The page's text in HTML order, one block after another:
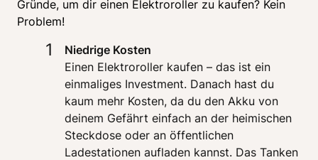
Gründe, um dir einen Elektroroller zu kaufen? Kein
Problem!
1
Einen Elektroroller kaufen – das ist ein
einmaliges Investment. Danach hast du
kaum mehr Kosten, da du den Akku von
deinem Gefährt einfach an der heimischen
Steckdose oder an öffentlichen
Ladestationen aufladen kannst. Das Tanken